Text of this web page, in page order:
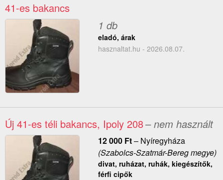
41-es bakancs
1 db
eladó, árak
hasznaltat.hu - 2026.08.07.
Új 41-es téli bakancs, Ipoly 208– nem használt
12 000 Ft– Nyíregyháza
(Szabolcs-Szatmár-Bereg megye)
divat, ruházat, ruhák, kiegészítők,
férfi cipők